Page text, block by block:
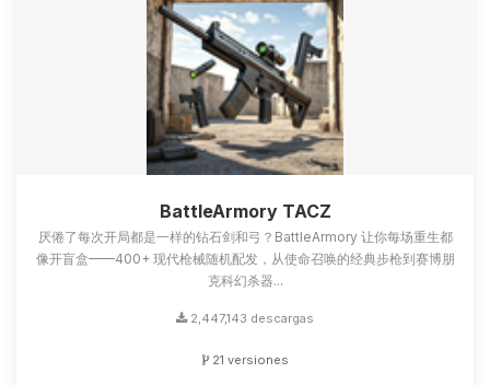
BattleArmory TACZ
厌倦了每次开局都是一样的钻石剑和弓？BattleArmory 让你每场重生都
像开盲盒——400+ 现代枪械随机配发，从使命召唤的经典步枪到赛博朋
克科幻杀器...
2,447,143 descargas
21 versiones
Yupi, por fin alguien con quien
hablar! Soy Choupy, tu pequeno
asistente de BoxToPlay. Cuentame
pequenos circuitos para ayudarte.
06/08/2026 08:34